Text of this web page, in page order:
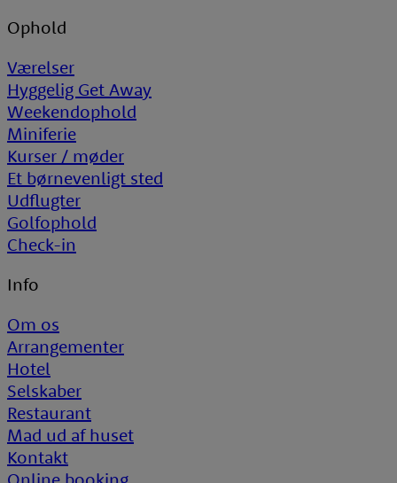
Ophold
Værelser
Hyggelig Get Away
Weekendophold
Miniferie
Kurser / møder
Et børnevenligt sted
Udflugter
Golfophold
Check-in
Info
Om os
Arrangementer
Hotel
Selskaber
Restaurant
Mad ud af huset
Kontakt